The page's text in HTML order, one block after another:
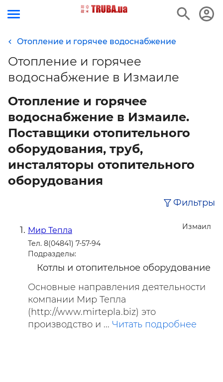
Отопление и горячее водоснабжение
Отопление и горячее
водоснабжение в Измаиле
Отопление и горячее
водоснабжение в Измаиле.
Поставщики отопительного
оборудования, труб,
инсталяторы отопительного
оборудования
Фильтры
Измаил
Мир Тепла
Тел. 8(04841) 7-57-94
Подразделы:
Котлы и отопительное оборудование
Основные направления деятельности
компании Мир Тепла
(http://www.mirtepla.biz) это
производство и ... Читать подробнее